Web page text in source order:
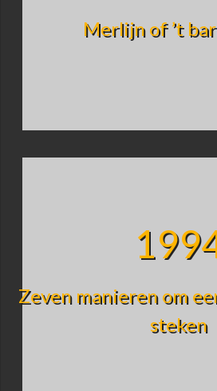
Merlijn of ’t
Zeven manieren om
steken